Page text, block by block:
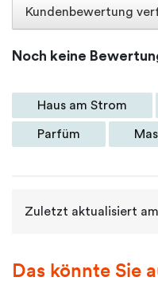
Kundenbewertung
Noch keine
Haus am Strom
Parfüm
Zuletzt aktualisiert
Das könnte Sie